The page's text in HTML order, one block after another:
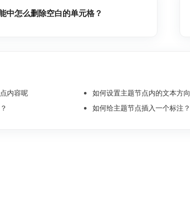
中怎么删除空白的单元格？
内容呢 如何设置主题节点内的文本方向
如何给主题节点插入一个标注？